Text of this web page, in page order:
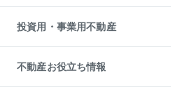
English 繁体中文簡体中文
不動産売却の流れ
不動産買換えの流れ
売却ガイド
借りるガイド
マンション賃料データ
賃貸管理プラン
リロケーションについて
貸すガイド
投資用・事業用不動産
事業用不動産
マンション投資
投資用マンション
不動産お役立ち情報